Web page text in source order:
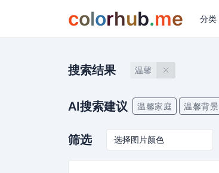
colorhub.me 分类
搜索结果 温馨
AI搜索建议 温馨家庭 温馨背景
筛选